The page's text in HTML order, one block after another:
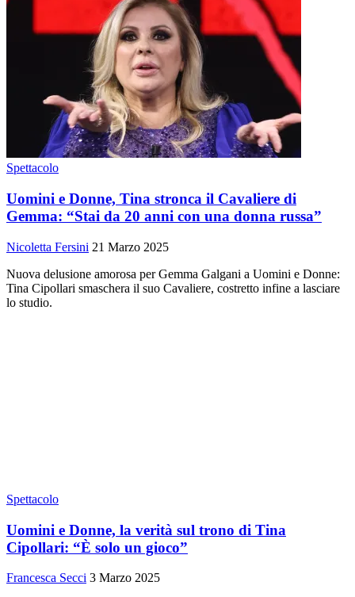
Spettacolo
Uomini e Donne, Tina stronca il Cavaliere di
Gemma: “Stai da 20 anni con una donna russa”
Nicoletta Fersini 21 Marzo 2025
Nuova delusione amorosa per Gemma Galgani a Uomini e Donne:
Tina Cipollari smaschera il suo Cavaliere, costretto infine a lasciare
lo studio.
Spettacolo
Uomini e Donne, la verità sul trono di Tina
Cipollari: “È solo un gioco”
Francesca Secci 3 Marzo 2025